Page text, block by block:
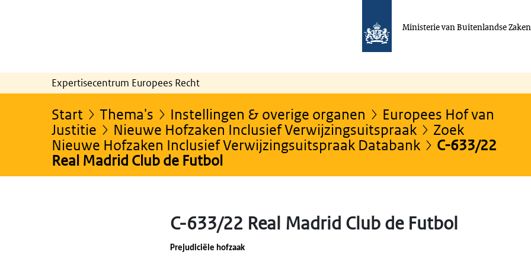
Ministerie van Buitenlandse Zaken
Expertisecentrum Europees Recht
Start Thema's Instellingen & overige organen
Europees Hof van
Justitie
Nieuwe Hofzaken Inclusief Verwijzingsuitspraak
Zoek
Nieuwe Hofzaken Inclusief Verwijzingsuitspraak Databank
C-633/22
Real Madrid Club de Futbol
C-633/22 Real Madrid Club de Futbol
Prejudiciële hofzaak